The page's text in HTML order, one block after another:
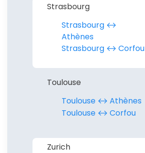
Strasbourg
Strasbourg ↔︎
Athènes
Strasbourg ↔︎ Corfou
Toulouse
Toulouse ↔︎ Athènes
Toulouse ↔︎ Corfou
Zurich